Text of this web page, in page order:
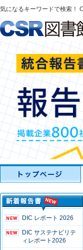
気になるキーワードで検索！
DIC レポート 2026
DIC サステナビリテ
ィレポート2026